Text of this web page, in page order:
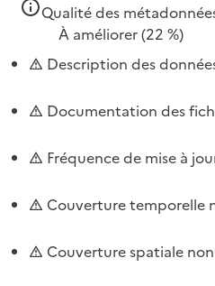
Qualité des
À améliorer(22 %)
Description des
Documentation des
Fréquence de mise à
Couverture temporelle
Couverture spatiale